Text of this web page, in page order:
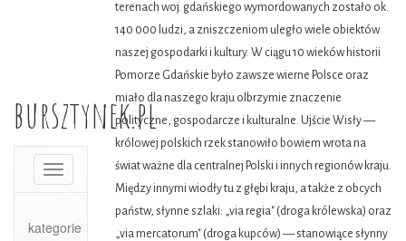
bursztynek.pl
Toggle
navigation
kategorie
terenach woj. gdańskiego wymordowanych zostało ok.
140 000 ludzi, a zniszczeniom uległo wiele obiektów
naszej gospodarki i kultury. W ciągu 10 wieków historii
Pomorze Gdańskie było zawsze wierne Polsce oraz
miało dla naszego kraju olbrzymie znaczenie
polityczne, gospodarcze i kulturalne. Ujście Wisły —
królowej polskich rzek stanowiło bowiem wrota na
świat ważne dla centralnej Polski i innych regionów kraju.
Między innymi wiodły tu z głębi kraju, a także z obcych
państw, słynne szlaki: „via regia" (droga królewska) oraz
„via mercatorum" (droga kupców) — stanowiące słynny